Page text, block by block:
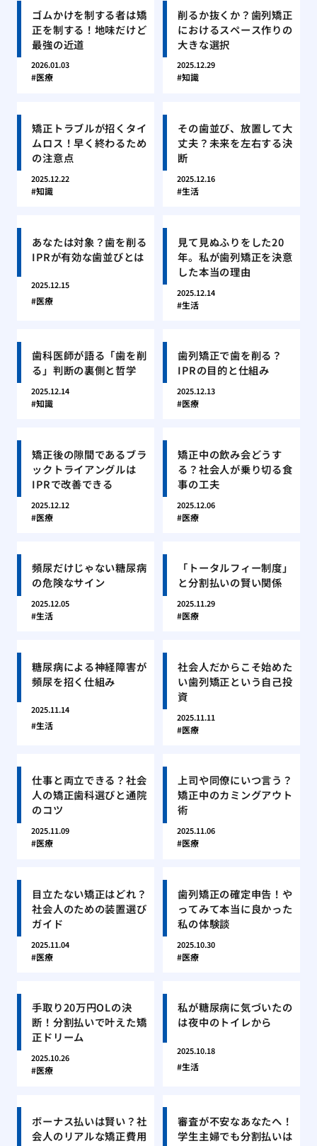
ゴムかけを制する者は矯
正を制する！地味だけど
最強の近道
2026.01.03
医療
削るか抜くか？歯列矯正
におけるスペース作りの
大きな選択
2025.12.29
知識
矯正トラブルが招くタイ
ムロス！早く終わるため
の注意点
2025.12.22
知識
その歯並び、放置して大
丈夫？未来を左右する決
断
2025.12.16
生活
あなたは対象？歯を削る
IPRが有効な歯並びとは
2025.12.15
医療
見て見ぬふりをした20
年。私が歯列矯正を決意
した本当の理由
2025.12.14
生活
歯科医師が語る「歯を削
る」判断の裏側と哲学
2025.12.14
知識
歯列矯正で歯を削る？
IPRの目的と仕組み
2025.12.13
医療
矯正後の隙間であるブラ
ックトライアングルは
IPRで改善できる
2025.12.12
医療
矯正中の飲み会どうす
る？社会人が乗り切る食
事の工夫
2025.12.06
医療
頻尿だけじゃない糖尿病
の危険なサイン
2025.12.05
生活
「トータルフィー制度」
と分割払いの賢い関係
2025.11.29
医療
糖尿病による神経障害が
頻尿を招く仕組み
2025.11.14
生活
社会人だからこそ始めた
い歯列矯正という自己投
資
2025.11.11
医療
仕事と両立できる？社会
人の矯正歯科選びと通院
のコツ
2025.11.09
医療
上司や同僚にいつ言う？
矯正中のカミングアウト
術
2025.11.06
医療
目立たない矯正はどれ？
社会人のための装置選び
ガイド
2025.11.04
医療
歯列矯正の確定申告！や
ってみて本当に良かった
私の体験談
2025.10.30
医療
手取り20万円OLの決
断！分割払いで叶えた矯
正ドリーム
2025.10.26
医療
私が糖尿病に気づいたの
は夜中のトイレから
2025.10.18
生活
ボーナス払いは賢い？社
会人のリアルな矯正費用
審査が不安なあなたへ！
学生主婦でも分割払いは